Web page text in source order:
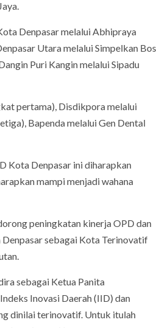
Denpasar melalui Abhipraya
Utara melalui Simpelkan Bos
Puri Kangin melalui Sipadu
pertama), Disdikpora melalui
Bapenda melalui Gen Dental
Kota Denpasar ini diharapkan
mampi menjadi wahana
peningkatan kinerja OPD dan
sebagai Kota Terinovatif
sebagai Ketua Panita
Inovasi Daerah (IID) dan
dinilai terinovatif. Untuk itulah